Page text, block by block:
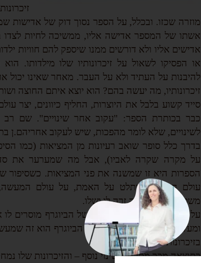
מוזרה שכזו. ובכלל, על הספר נסוך דוק של אדישות
אשתו של המספר אדישה אליו, ממשיכה לחיות לצדו
אדישים אליו ולא דורשים ממנו שיספק להם חוויות
או הפסיקו לשאול על זיכרונותיו שלו מילדותו.
להיבנות על העתיד ולא על העבר. מאחר שאינו יכול
זיכרונותיו, מה יעשה בהם? הוא יוצא איתם החוצה
סייד קשוע בלבל את היוצרות, החליף כיוונים, יצר
כבר בכותרת הספר: "עקוב אחר שינויים". שם רב
לשינויים, שלא לומר מהפכות, שיש לעקוב אחריהם.ן
בדרך כלל סופר שואב רעיונות מן המציאות (כמו
על מקרה שקרה לאביו), אבל מה שמערער את
הספרות היא זו שמשנה את פני המציאות.
עולם הדמיון משתלט על האמת, על עולם
משפחות, של אישה זרה לו ושלו.
על פי המצב הטבעי, לקוחותיו של הביוגרף מוסרים
ומעשיר את עולמו. אצל קשוע – הביוגרף הוא זה
בזיכרונותיו שלו.
כתוצאה מכך מתרחש שינוי נוסף – והזיכרונות שלו